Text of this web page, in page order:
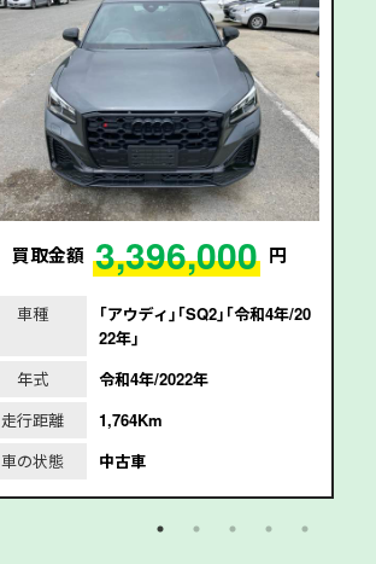
買取金額 3,396,000 円
車種
｢アウディ｣｢SQ2｣｢令和4年/20
22年｣
年式
令和4年/2022年
走行距離
1,764Km
車の状態
中古車